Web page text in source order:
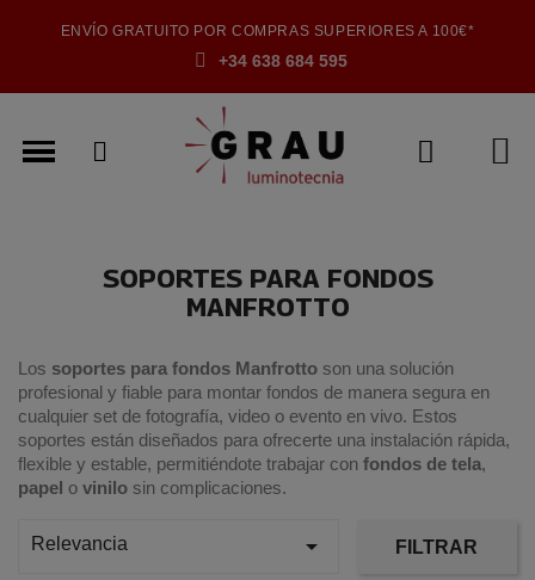
ENVÍO GRATUITO POR COMPRAS SUPERIORES A 100€*
+34 638 684 595
SOPORTES PARA FONDOS
MANFROTTO
Los soportes para fondos Manfrotto son una solución
profesional y fiable para montar fondos de manera segura en
cualquier set de fotografía, video o evento en vivo. Estos
soportes están diseñados para ofrecerte una instalación rápida,
flexible y estable, permitiéndote trabajar con fondos de tela,
papel o vinilo sin complicaciones.
Relevancia  FILTRAR